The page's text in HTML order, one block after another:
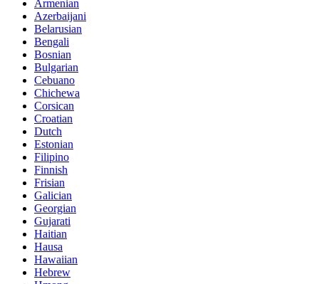
Armenian
Azerbaijani
Belarusian
Bengali
Bosnian
Bulgarian
Cebuano
Chichewa
Corsican
Croatian
Dutch
Estonian
Filipino
Finnish
Frisian
Galician
Georgian
Gujarati
Haitian
Hausa
Hawaiian
Hebrew